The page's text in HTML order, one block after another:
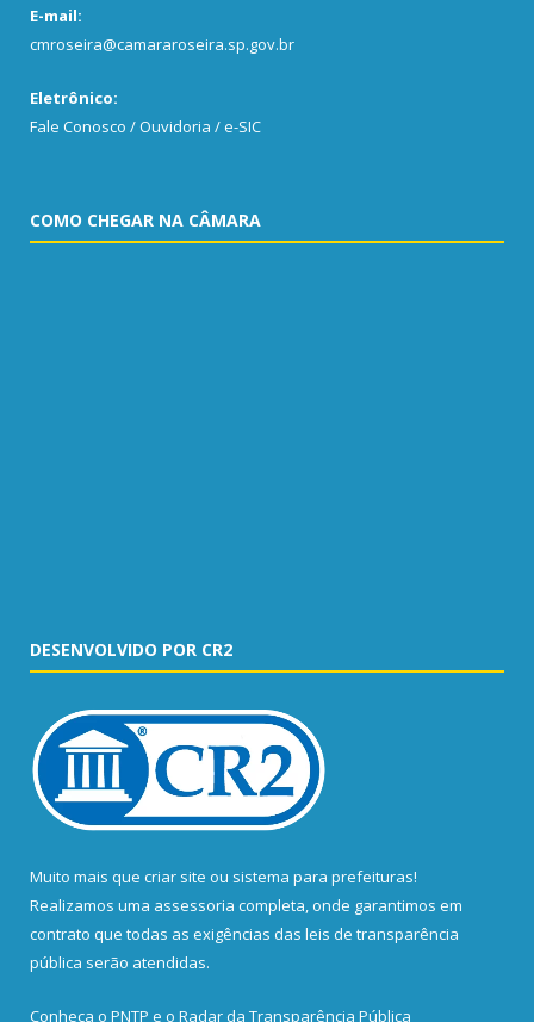
E-mail:
cmroseira@camararoseira.sp.gov.br
Eletrônico:
Fale Conosco / Ouvidoria / e-SIC
COMO CHEGAR NA CÂMARA
DESENVOLVIDO POR CR2
Muito mais que criar site ou sistema para prefeituras!
Realizamos uma assessoria completa, onde garantimos em
contrato que todas as exigências das leis de transparência
pública serão atendidas.
Conheça o PNTP e o Radar da Transparência Pública